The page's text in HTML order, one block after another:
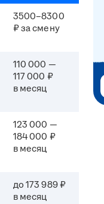
3500–8300
₽ за смену
110 000 —
117 000 ₽
в месяц
123 000 —
184 000 ₽
в месяц
до 173 989 ₽
в месяц